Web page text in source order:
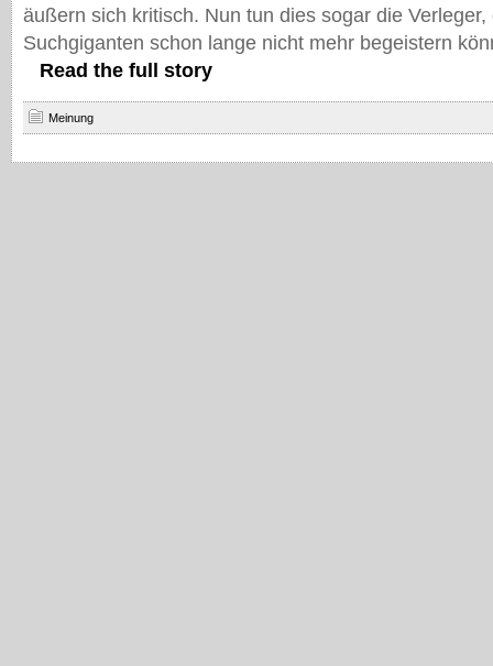
äußern sich kritisch. Nun tun dies sogar die
Suchgiganten schon lange nicht mehr begeistern
Read the full story
Meinung